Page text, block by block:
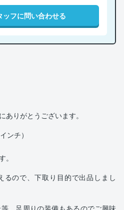
ッフに問い合わせる
ありがとうございます。
ンチ）
。
るので、下取り目的で出品しまし
、足周りの装備もあるのでご興味